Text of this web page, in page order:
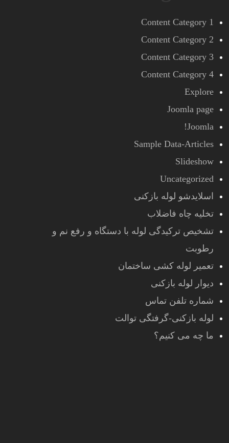
Content Category 1
Content Category 2
Content Category 3
Content Category 4
Explore
Joomla page
Joomla!
Sample Data-Articles
Slideshow
Uncategorized
اسلایدشو لوله بازکنی
تخلیه چاه فاضلاب
تشخیص ترکیدگی لوله با دستگاه و رفع نم و
رطوبت
تعمیر لوله کشی ساختمان
دیوار لوله بازکنی
شماره تلفن تماس
لوله بازکنی-گرفتگی توالت
ما چه می کنیم؟